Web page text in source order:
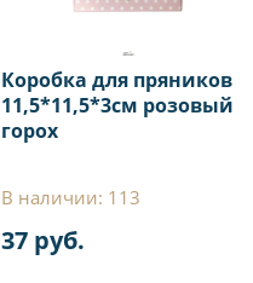
Коробка для пряников
11,5*11,5*3см розовый
горох
В наличии: 113
37 руб.